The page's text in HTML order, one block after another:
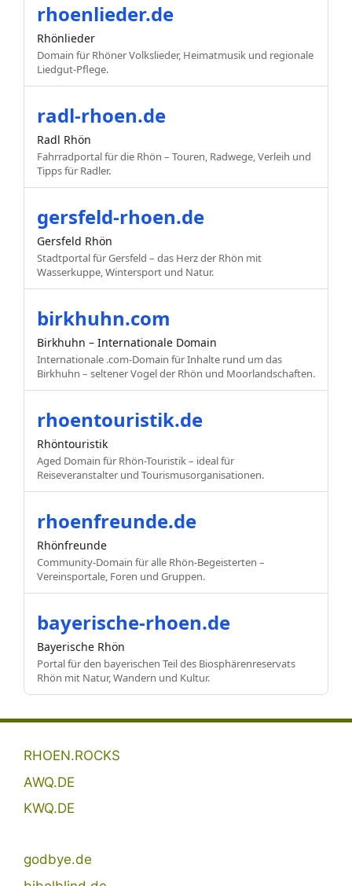
rhoenlieder.de
Rhönlieder
Domain für Rhöner Volkslieder, Heimatmusik und regionale
Liedgut-Pflege.
radl-rhoen.de
Radl Rhön
Fahrradportal für die Rhön – Touren, Radwege, Verleih und
Tipps für Radler.
gersfeld-rhoen.de
Gersfeld Rhön
Stadtportal für Gersfeld – das Herz der Rhön mit
Wasserkuppe, Wintersport und Natur.
birkhuhn.com
Birkhuhn – Internationale Domain
Internationale .com-Domain für Inhalte rund um das
Birkhuhn – seltener Vogel der Rhön und Moorlandschaften.
rhoentouristik.de
Rhöntouristik
Aged Domain für Rhön-Touristik – ideal für
Reiseveranstalter und Tourismusorganisationen.
rhoenfreunde.de
Rhönfreunde
Community-Domain für alle Rhön-Begeisterten –
Vereinsportale, Foren und Gruppen.
bayerische-rhoen.de
Bayerische Rhön
Portal für den bayerischen Teil des Biosphärenreservats
Rhön mit Natur, Wandern und Kultur.
RHOEN.ROCKS
AWQ.DE
KWQ.DE
godbye.de